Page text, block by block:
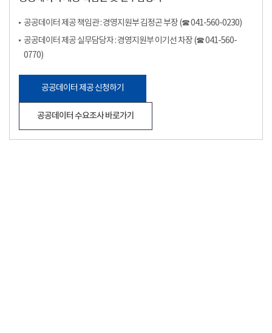
공공데이터 제공 책임관 : 경영지원부 김정곤 부장 (☎ 041-560-0230)
공공데이터 제공 실무담당자 : 경영지원부 이기선 차장 (☎ 041-560-
0770)
공공데이터 제공 신청하기
공공데이터 수요조사 바로가기